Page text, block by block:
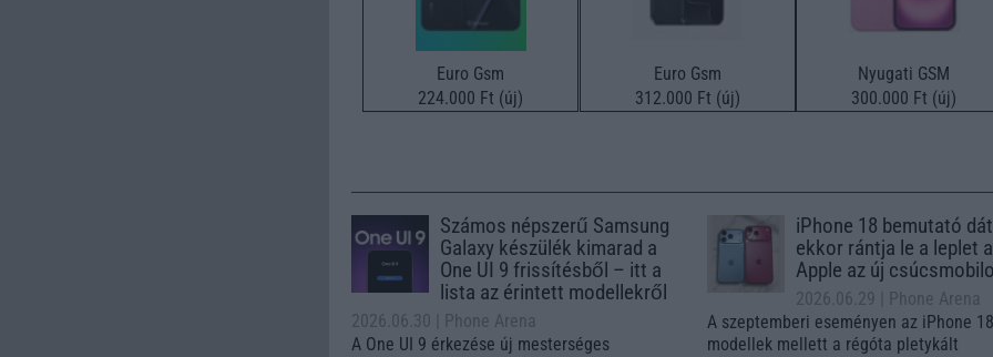
Euro Gsm
224.000 Ft (új)
Euro Gsm
312.000 Ft (új)
Nyugati GSM
300.000 Ft (új)
Számos népszerű Samsung
Galaxy készülék kimarad a
One UI 9 frissítésből – itt a
lista az érintett modellekről
2026.06.30
| Phone Arena
A One UI 9 érkezése új mesterséges
iPhone 18 bemutató
ekkor rántja le a leplet
Apple az új
2026.06.29
| Phone Arena
A szeptemberi eseményen az iPhone
modellek mellett a régóta pletykált